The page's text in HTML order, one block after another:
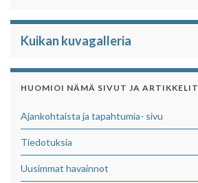
Kuikan kuvagalleria
HUOMIOI NÄMÄ SIVUT JA ARTIKKELIT
Ajankohtaista ja tapahtumia- sivu
Tiedotuksia
Uusimmat havainnot